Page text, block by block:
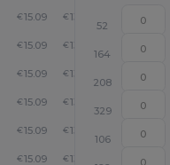
€15.09 € 13.93
52
€15.09 € 13.93
164
€15.09 € 13.93 +
208
€15.09 € 13.93 +
329
€15.09 € 13.93
106
€15.09 € 13.93